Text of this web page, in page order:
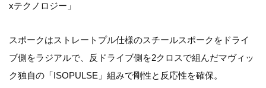
xテクノロジー」
スポークはストレートプル仕様のスチールスポークをドライ
ブ側をラジアルで、反ドライブ側を2クロスで組んだマヴィッ
ク独自の「ISOPULSE」組みで剛性と反応性を確保。